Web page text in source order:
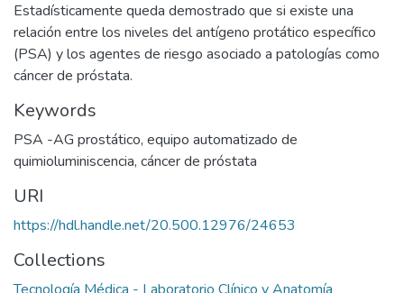
Estadísticamente queda demostrado que si existe una
relación entre los niveles del antígeno protático específico
(PSA) y los agentes de riesgo asociado a patologías como
cáncer de próstata.
Keywords
PSA -AG prostático, equipo automatizado de
quimioluminiscencia, cáncer de próstata
URI
https://hdl.handle.net/20.500.12976/24653
Collections